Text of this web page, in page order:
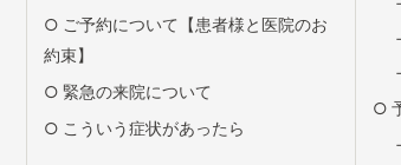
ご予約について【患者様と医院のお
約束】
緊急の来院について
こういう症状があったら